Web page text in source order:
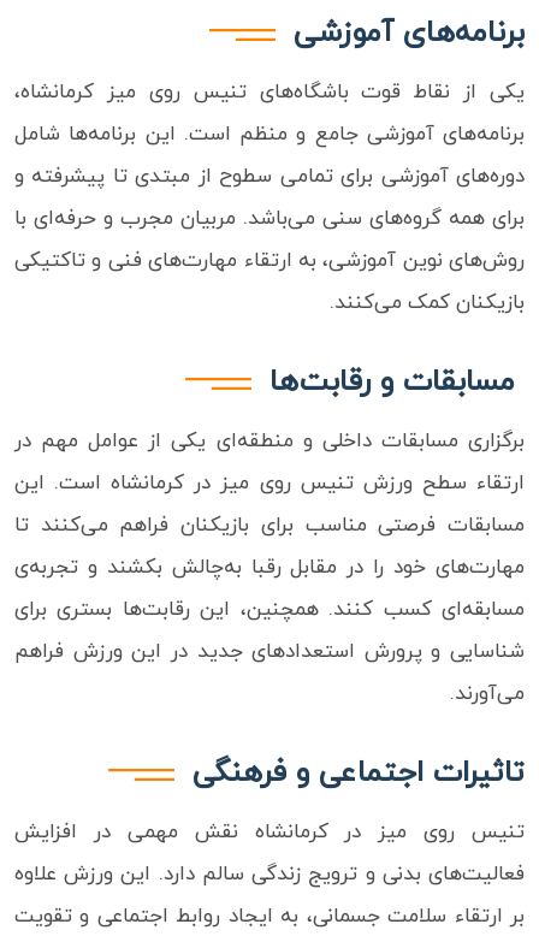
برنامه‌های آموزشی
یکی از نقاط قوت باشگاه‌های تنیس روی میز کرمانشاه،
برنامه‌های آموزشی جامع و منظم است. این برنامه‌ها شامل
دوره‌های آموزشی برای تمامی سطوح از مبتدی تا پیشرفته و
برای همه گروه‌های سنی می‌باشد. مربیان مجرب و حرفه‌ای با
روش‌های نوین آموزشی، به ارتقاء مهارت‌های فنی و تاکتیکی
بازیکنان کمک می‌کنند.
مسابقات و رقابت‌ها
برگزاری مسابقات داخلی و منطقه‌ای یکی از عوامل مهم در
ارتقاء سطح ورزش تنیس روی میز در کرمانشاه است. این
مسابقات فرصتی مناسب برای بازیکنان فراهم می‌کنند تا
مهارت‌های خود را در مقابل رقبا به‌چالش بکشند و تجربه‌ی
مسابقه‌ای کسب کنند. همچنین، این رقابت‌ها بستری برای
شناسایی و پرورش استعدادهای جدید در این ورزش فراهم
می‌آورند.
تاثیرات اجتماعی و فرهنگی
تنیس روی میز در کرمانشاه نقش مهمی در افزایش
فعالیت‌های بدنی و ترویج زندگی سالم دارد. این ورزش علاوه
بر ارتقاء سلامت جسمانی، به ایجاد روابط اجتماعی و تقویت